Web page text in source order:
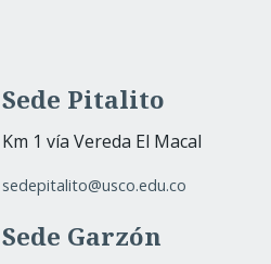
Sede Pitalito
Km 1 vía Vereda El Macal
sedepitalito@usco.edu.co
Sede Garzón